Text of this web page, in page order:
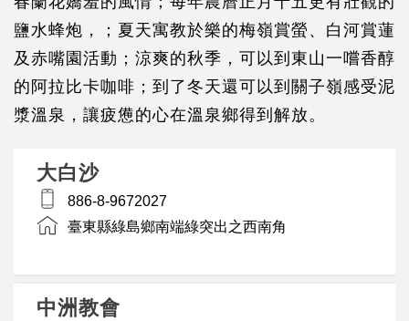
鹽水蜂炮，；夏天寓教於樂的梅嶺賞螢、白河賞蓮
及赤嘴園活動；涼爽的秋季，可以到東山一嚐香醇
的阿拉比卡咖啡；到了冬天還可以到關子嶺感受泥
漿溫泉，讓疲憊的心在溫泉鄉得到解放。
大白沙
886-8-9672027
臺東縣綠島鄉南端綠突出之西南角
中洲教會